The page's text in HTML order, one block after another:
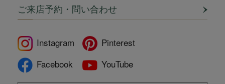
ご来店予約・問い合わせ
Instagram
Pinterest
Facebook
YouTube